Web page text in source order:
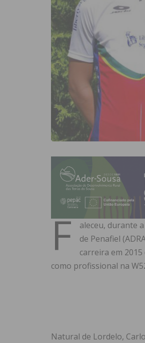
F
aleceu, durante
de Penafiel
carreira em
como profissional na
Natural de Lordelo,